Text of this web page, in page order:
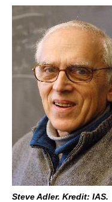
Steve Adler. Kredit: IAS.